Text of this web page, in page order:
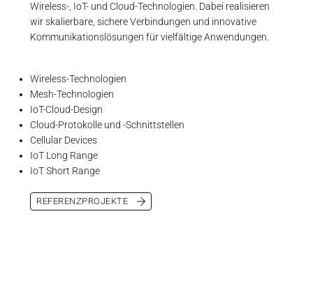
Wireless-, IoT- und Cloud-Technologien. Dabei realisieren
wir skalierbare, sichere Verbindungen und innovative
Kommunikationslösungen für vielfältige Anwendungen.
REFERENZPROJEKTE
Wireless-Technologien
Mesh-Technologien
IoT-Cloud-Design
Cloud-Protokolle und -Schnittstellen
Cellular Devices
IoT Long Range
IoT Short Range